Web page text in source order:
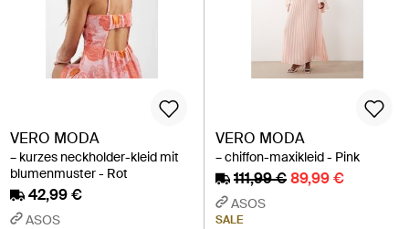
VERO MODA
– kurzes neckholder-kleid mit
blumenmuster - Rot
42,99 €
ASOS
VERO MODA
– chiffon-maxikleid - Pink
111,99 €89,99 €
ASOS
SALE